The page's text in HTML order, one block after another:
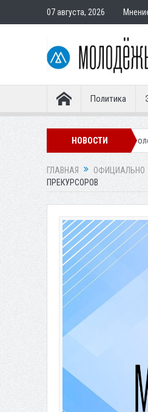
07 августа, 2026
Политика
НОВОСТИ
форму Около восьми тысяч
ГЛАВНАЯ ОФИЦИАЛЬНО
ПРЕКУРСОРОВ